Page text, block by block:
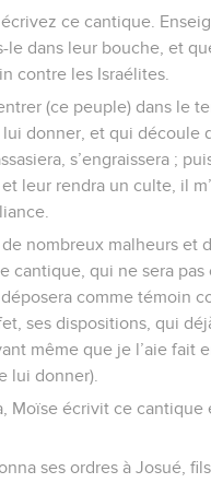
ce cantique.
le dans leur bouche, et
contre les Israélites.
(ce peuple) dans le
lui donner, et qui découle
s’engraissera ;
et leur rendra un culte, il
nombreux malheurs et
cantique, qui ne sera pas
comme témoin
ses dispositions, qui
même que je l’aie fait
lui donner).
Moïse écrivit ce cantique
ses ordres à Josué,